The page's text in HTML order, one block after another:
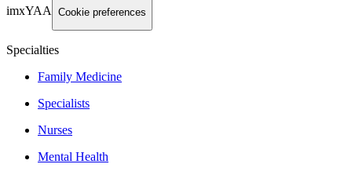
imxYAA Cookie preferences
Specialties
Family Medicine
Specialists
Nurses
Mental Health